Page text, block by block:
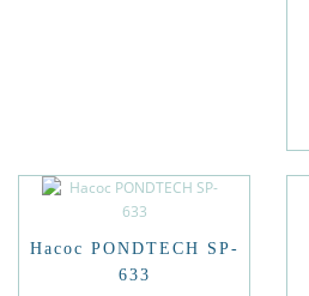
Насос PONDTECH SP-
633